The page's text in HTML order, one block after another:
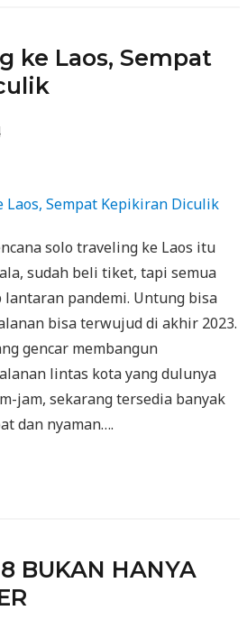
ke Laos, Sempat
solo traveling ke Laos itu
sudah beli tiket, tapi semua
pandemi. Untung bisa
bisa terwujud di akhir 2023.
gencar membangun
lintas kota yang dulunya
jam, sekarang tersedia banyak
dan nyaman….
BUKAN HANYA